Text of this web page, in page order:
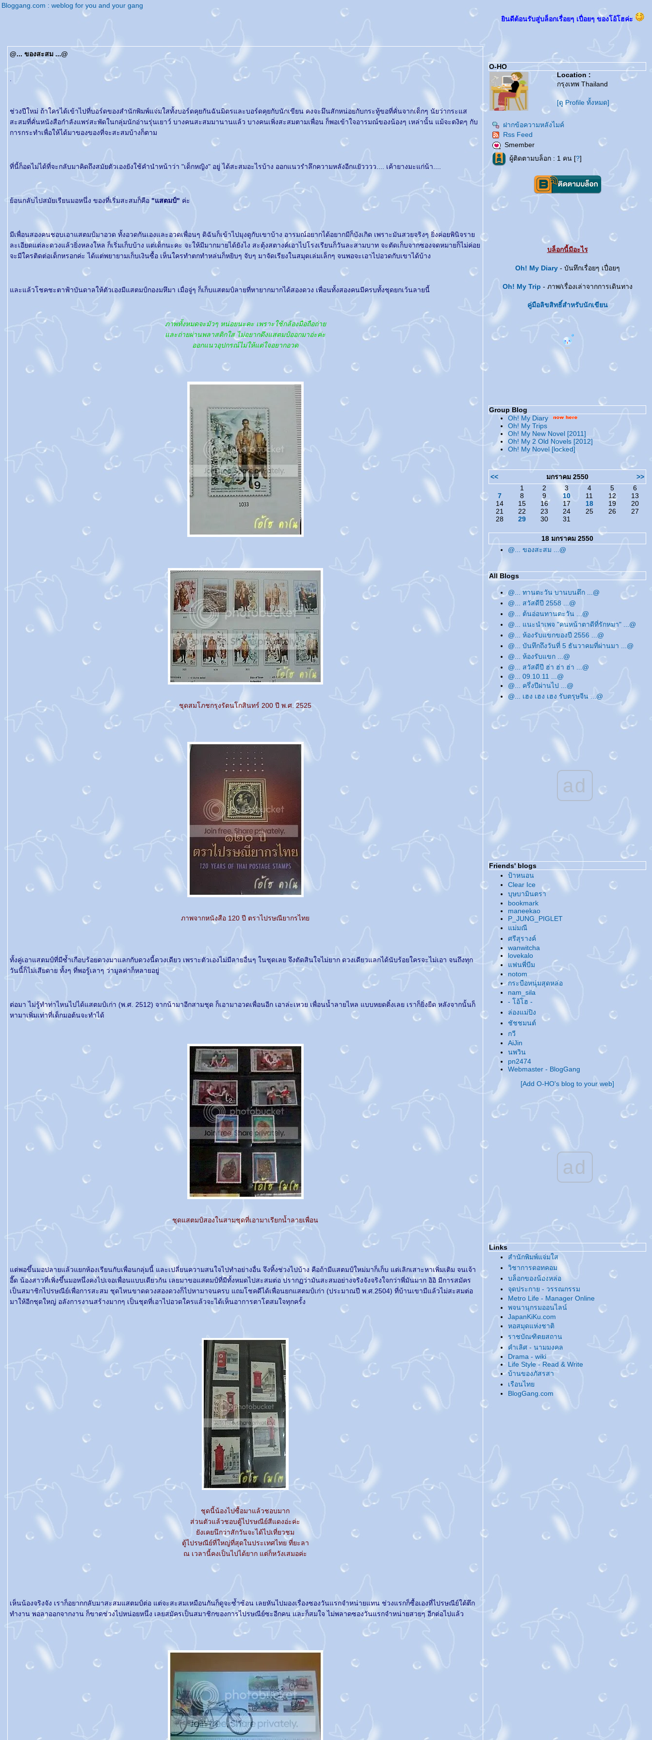
Bloggang.com : weblog for you and your gang
ินดีต้อนรับสู่บล็อกเรื่อยๆ เปื่อยๆ ของโอ้โฮค่ะ
@... ของสะสม ...@
ช่วงปีใหม่ ถ้าใครได้เข้าไปที่บอร์ดของสำนักพิมพ์แจ่มใสทั้งบอร์ดคุยกันฉันมิตรและบอร์ดคุยกับนักเขียน คงจะมึนสักหน่อยกับกระทู้ขอที่คั่นจากเด็กๆ นัยว่ากระแส
สะสมที่คั่นหนังสือกำลังแพร่สะพัดในกลุ่มนักอ่านรุ่นเยาว์ บางคนสะสมมานานแล้ว บางคนเพิ่งสะสมตามเพื่อน ก็พอเข้าใจอารมณ์ของน้องๆ เหล่านั้น แม้จะตงิดๆ กับ
การกระทำเพื่อให้ได้มาของของที่จะสะสมบ้างก็ตาม
ที่นี้ก็อดไม่ได้ที่จะกลับมาคิดถึงสมัยตัวเองยังใช้คำนำหน้าว่า "เด็กหญิง" อยู่ ได้สะสมอะไรบ้าง ออกแนวรำลึกความหลังอีกแยัวววว.... เค้ายางมะแก่น้า....
้อนกลับไปสมัยเรียนมอหนึ่ง ของที่เริ่มสะสมก็คือ "แสตมป์" ค่ะ
มีเพื่อนสองคนชอบเอาแสตมป์มาอวด ทั้งอวดกันเองและอวดเพื่อนๆ ดิฉันก็เข้าไปมุงดูกับเขาบ้าง อารมณ์อยากได้อยากมีก็บังเกิด เพราะมันสวยจริงๆ ยิ่งค่อยพินิจรา
ละเอียดแต่ละดวงแล้วยิ่งหลงใหล ก็เริ่มเก็บบ้าง แต่เด็กนะคะ จะให้มีมากมายได้ยังไง สะตุ้งสตางค์เอาไปโรงเรียนก็วันละสามบาท จะตัดเก็บจากซองจดหมายก็ไม่ค่อ
จะมีใครติดต่อเด็กหรอกค่ะ ได้แต่พยายามเก็บเงินซื้อ เห็นใครทำตกทำหล่นก็หยิบๆ จับๆ มาจัดเรียงในสมุดเล่มเล็กๆ จนพอจะเอาไปอวดกับเขาได้บ้าง
ละแล้วโชคชะตาฟ้าบันดาลให้ตัวเองมีแสตมป์กองมหึมา เมื่อจู่ๆ ก็เก็บแสตมป์ลายที่หายากมากได้สองดวง เพื่อนทั้งสองคนมีครบทั้งชุดยกเว้นลายนี้
ภาพทั้งหมดจะมัวๆ หน่อยนะคะ เพราะใช้กล้องมือถือถ่า
ละถ่ายผ่านพลาสติกใส ไม่อยากดึงแสตมป์ออกมาอ่ะค่ะ
ออกแนวอุปกรณ์ไม่ให้แต่ใจอยากอวด
ชุดสมโภชกรุงรัตนโกสินทร์ 200 ปี พ.ศ. 2525
ภาพจากหนังสือ 120 ปี ตราไปรษณียากรไท
ทั้งคู่เอาแสตมป์ที่มีซ้ำเกือบร้อยดวงมาแลกกับดวงนี้ดวงเดียว เพราะตัวเองไม่มีลายอื่นๆ ในชุดเลย จึงตัดสินใจไม่ยาก ดวงเดียวแลกได้นับร้อยใครจะไม่เอา จนถึงทุก
วันนี้ก็ไม่เสียดาย ทั้งๆ ที่พอรู้เลาๆ ว่ามูลค่าก็หลายอยู่
ต่อมา ไม่รู้ทำท่าไหนไปได้แสตมป์เก่า (พ.ศ. 2512) จากน้ามาอีกสามชุด ก็เอามาอวดเพื่อนอีก เอาล่ะเหวย เพื่อนน้ำลายไหล แบบหยดติ๋งเลย เราก็ยิ่งยืด หลังจากนั้นก็
หามาเพิ่มเท่าที่เด็กมอต้นจะทำได้
ชุดแสตมป์สองในสามชุดที่เอามาเรียกน้ำลายเพื่อน
ต่พอขึ้นมอปลายแล้วแยกห้องเรียนกับเพื่อนกลุ่มนี้ และเปลี่ยนความสนใจไปทำอย่างอื่น จึงทิ้งช่วงไปบ้าง คือถ้ามีแสตมป์ใหม่มาก็เก็บ แต่เลิกเสาะหาเพิ่มเติม จนเจ้า
อี๊ด น้องสาวที่เพิ่งขึ้นมอหนึ่งคงไปเจอเพื่อนแบบเดียวกัน เลยมาขอแสตมป์ที่มีทั้งหมดไปสะสมต่อ ปรากฏว่ามันสะสมอย่างจริงจังจริงใจกว่าพี่มันมาก อิอิ มีการสมัคร
เป็นสมาชิกไปรษณีย์เพื่อการสะสม ชุดไหนขาดดวงสองดวงก็ไปหามาจนครบ แถมโชคดีได้เพื่อนยกแสตมป์เก่า (ประมาณปี พ.ศ.2504) ที่บ้านเขามีแล้วไม่สะสมต่อ
มาให้อีกชุดใหญ่ อลังการงานสร้างมากๆ เป็นชุดที่เอาไปอวดใครแล้วจะได้เห็นอาการตาโตสมใจทุกครั้ง
ชุดนี้น้องไปซื้อมาแล้วชอบมาก
ส่วนตัวแล้วชอบตู้ไปรษณีย์สีแดงอ่ะค่ะ
ังเคยนึกว่าสักวันจะได้ไปเที่ยวชม
ตู้ไปรษณีย์ที่ใหญ่ที่สุดในประเทศไทย ที่ยะลา
ณ เวลานี้คงเป็นไปได้ยาก แต่ก็หวังเสมอค่ะ
เห็นน้องจริงจัง เราก็อยากกลับมาสะสมแสตมป์ต่อ แต่จะสะสมเหมือนกันก็ดูจะซ้ำซ้อน เลยหันไปมองเรื่องซองวันแรกจำหน่ายแทน ช่วงแรกก็ซื้อเองที่ไปรษณีย์ใต้ตึก
ทำงาน พอลาออกจากงาน ก็ขาดช่วงไปหน่อยหนึ่ง เลยสมัครเป็นสมาชิกของการไปรษณีย์ซะอีกคน และก็สมใจ ไม่พลาดซองวันแรกจำหน่ายสวยๆ อีกต่อไปแล้ว
O-HO
Location :
กรุงเทพ Thailand
[ดู Profile ทั้งหมด]
ฝากข้อความหลังไมค์
Rss Feed
Smember
ผู้ติดตามบล็อก : 1 คน [?]
บล็อกนี้มีอะไร
Oh! My Diary- บันทึกเรื่อยๆ เปื่อยๆ
Oh! My Trip - ภาพ/เรื่องเล่าจากการเดินทาง
คู่มือลิขสิทธิ์สำหรับนักเขียน
Group Blog
Oh! My Diary
Oh! My Trips
Oh! My New Novel [2011]
Oh! My 2 Old Novels [2012]
Oh! My Novel [locked]
<< มกราคม 2550
>>
1
2 3 4 5
6
7
8 9 10 11 12
13
14
15 16 17 18 19
20
21
22 23 24 25 26
27
28
29 30 31
18 มกราคม 2550
@... ของสะสม ...@
All Blogs
@... ทานตะวัน บานบนตึก ...@
@... สวัสดีปี 2558 ...@
@... ต้นอ่อนทานตะวัน ...@
@... แนะนำเพจ "คนหน้าตาดีที่รักหมา" ...@
@... ห้องรับแขกของปี 2556 ...@
@... บันทึกถึงวันที่ 5 ธันวาคมที่ผ่านมา ...@
@... ห้องรับแขก ...@
@... สวัสดีปี ฮ่า ฮ่า ฮ่า ...@
@... 09.10.11 ...@
@... ครึ่งปีผ่านไป ...@
@... เฮง เฮง เฮง รับตรุษจีน ...@
@... หายไปเพราะติด 'เด็ก' ...@
@... Merry Christmas & Happy New Year
@... สวัสดีปีใหม่ค่ะ ...@
@... บันทึกถึงสิ่งที่ทำ ...@
@... ปัดกวาดบล็อกกันซะหน่อย ...@
@... ชีวิตประจำวันช่วงนี้ ...@
@... 08.08.08 ...@
@... บอล... ลูกกลมๆ ...@
@... อัพเดทบล็อกเรื่อยเปื่อย ...@
@... ของฝากจากทะเล ...@
@... เธอสวยจนน่าสงสัย ? ...@
@... หนังสือ & ซีรีย์ ...@
@... เอาบุญมาฝาก ...@
@... ให้ห้า ให้มึน ...@
@... ดูแต่ซีรีย์ ...@
@... ผมสั้น & ผมยาว ...@
@... กลับมาบ้าเมะอีกรอบแล้ว ทำไงดี ...@
@... อัพเดทชีวิต ...@
@... ... ...@
@... Happy New Year 2008 ...@
@... Up Up Up ...@
@... ชวนไปงาน Love is all around... Seeking
@... โนดาเมะ..จั..งงงงง ...@
@... แต่งธรรมาสน์ เทศน์มหาชาติ ...@
@... !@#$%^&*#? ...@
@... งานหนังสือกำลังจะมาถึงอีกแว้ว..ว..ว ...@
@... อัพเดทกันหน่อย ...@
@... Make you smile ...@
@... Tag - ความฝันของคนหน้าเหมือนคนดัง
@... งานหนังสือ / นักเขียนกับจิตสำนึกด้าน
^o^... คู่มือลิขสิทธิ์สำหรับนักเขียน ...^o^
@... ชวนกันไปงานหนังสือ ...@
@... เทศกาลแห่งความรัก ...@
@... ของ [ที่ไม่ได้ตั้งใจ] สะสม ...@
@... ของสะสม ...@
@... แท็ก แถ็ก ...@
@... ??? ...@
@... สวัสดีปีหมู... ท้อง...ทอง ...@
@... มีแต่ความรู้สึกดี๊ดี ...@
@... Charity Love Charity Party ...@
@... บานชื่น - ชื่นบาน ...@
@... มั่ง มี ศรี สุข ...@
@... ลองของใหม่ ...@
@... ประกาศตัว 'กิ๊ก' คนใหม่ ...@
@... กลุ่มย่อย 'งานฝีมือ' เป็นเหตุ ...@
@... ณ อุทยานนี้งามด้วยจามจุรี ...@
@... มิถุนาที่ผ่านมา ...@
@... ธ ทรงเป็นศูนย์รวมใจไทยทั้งชาติ ...@
@... เปิดบล็อกคุยกัน ...@
@... ไปเที่ยวมาค่ะ ...@
@... งานหนังสือครั้งนี้ - เสียหายไม่มาก ...@
@... Beautiful Every Day ...@
@... ขอระบายหน่อย ...@
@... ขุมทรัพย์ที่ปลายฝัน ...@
@... ทบทวนประจำปี ...@
@... เรื่องปลื้มๆ จากเมืองชล ...@
@... ชวนดู โดราเอม่อน เดอะ มูฟวี่ ...@
@... ทางนี้ต้องการด่วน ...@
@... ภาพเหมือนจะสวยจากเกาะเกร็ด ...@
ad
Friends' blogs
ป้าหนอน
Clear Ice
บุษบามินตรา
bookmark
maneekao
P_JUNG_PIGLET
ม่มณี
ศรีสุรางค์
wanwitcha
lovekalo
ฟนพี่บีม
notom
กระบือหนุ่มสุดหล่อ
nam_sila
- โอ้โฮ -
ล่องแม่ปิง
ชัชชมนต์
กวี
AiJin
นพวิน
pn2474
Webmaster - BlogGang
[Add O-HO's blog to your web]
ad
Links
สำนักพิมพ์แจ่มใส
วิชาการดอทคอม
บล็อกของน้องหล่อ
จุดประกาย - วรรณกรรม
Metro Life - Manager Online
พจนานุกรมออนไลน์
JapanKiKu.com
หอสมุดแห่งชาติ
ราชบัณฑิตยสถาน
คำเลิศ - นามมงคล
Drama - wiki
Life Style - Read & Write
บ้านของภัสรสา
เรือนไท
BlogGang.com